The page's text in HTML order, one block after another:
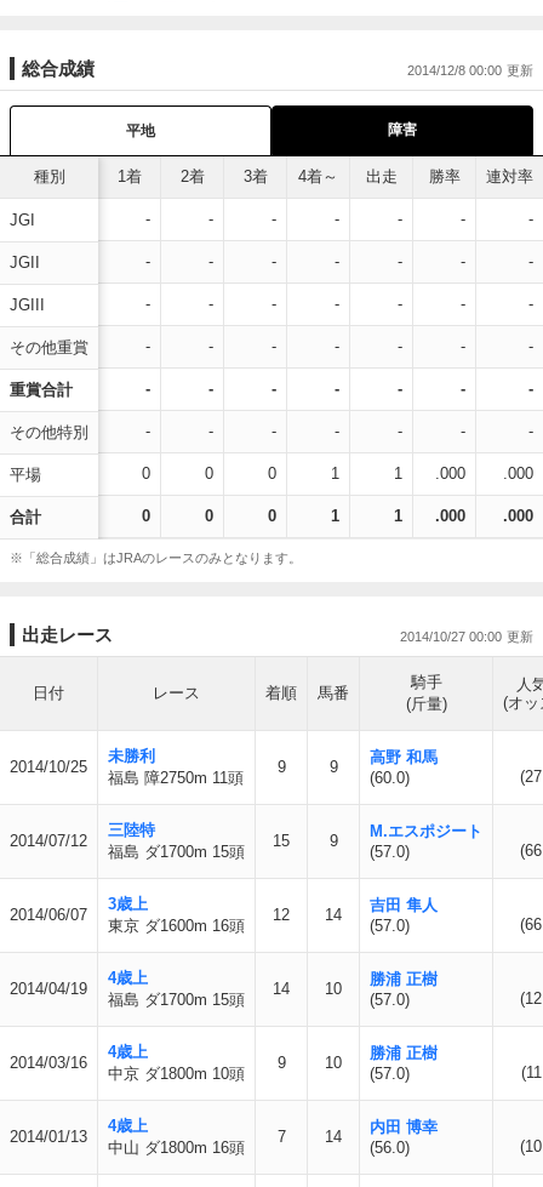
総合成績 2014/12/8 00:00
平地 障害
種別
JGI
JGII
JGIII
その他重賞
重賞合計
その他特別
平場
合計
1着 2着 3着 4着～ 出走 勝率 連対率
- - - - - - -
- - - - - - -
- - - - - - -
- - - - - - -
- - - - - - -
- - - - - - -
0 0 0 1 1 .000 .000
0 0 0 1 1 .000 .000
※「総合成績」はJRAのレースのみとなります。
出走レース 2014/10/27 00:00
日付 レース 着順 馬番
騎手
(斤量)
人
(オッ
2014/10/25
未勝利
福島 障2750m 11頭
9 9
高野 和馬
(60.0)
2014/07/12
三陸特
福島 ダ1700m 15頭
15 9
M.エスポジート
(57.0)
2014/06/07
3歳上
東京 ダ1600m 16頭
12 14
吉田 隼人
(57.0)
2014/04/19
4歳上
福島 ダ1700m 15頭
14 10
勝浦 正樹
(57.0)
2014/03/16
4歳上
中京 ダ1800m 10頭
9 10
勝浦 正樹
(57.0)
2014/01/13
4歳上
中山 ダ1800m 16頭
7 14
内田 博幸
(56.0)